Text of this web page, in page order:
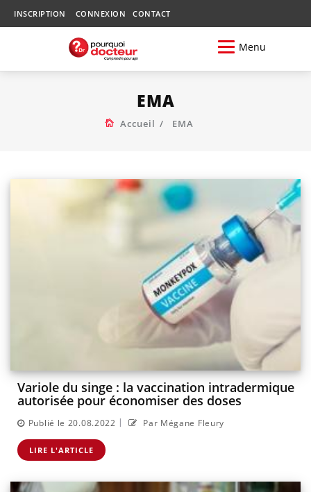
INSCRIPTION CONNEXION CONTACT
Menu
EMA
Accueil EMA
Variole du singe : la vaccination intradermique
autorisée pour économiser des doses
Publié le 20.08.2022 | Par Mégane Fleury
LIRE L'ARTICLE